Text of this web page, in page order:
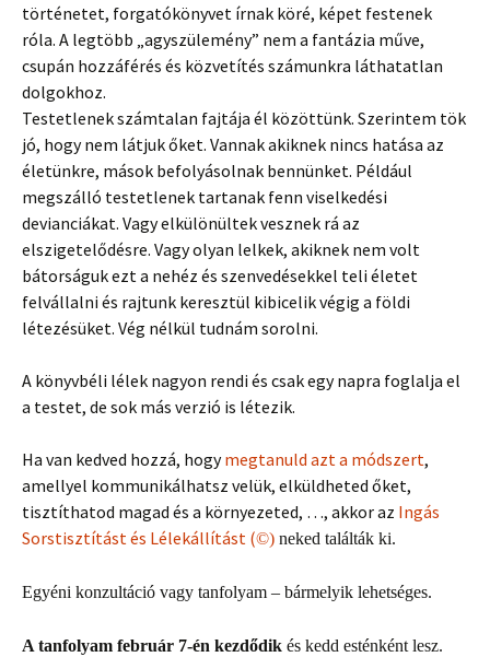
történetet, forgatókönyvet írnak köré, képet festenek
róla. A legtöbb „agyszülemény” nem a fantázia műve,
csupán hozzáférés és közvetítés számunkra láthatatlan
dolgokhoz.
Testetlenek számtalan fajtája él közöttünk. Szerintem tök
jó, hogy nem látjuk őket. Vannak akiknek nincs hatása az
életünkre, mások befolyásolnak bennünket. Például
megszálló testetlenek tartanak fenn viselkedési
devianciákat. Vagy elkülönültek vesznek rá az
elszigetelődésre. Vagy olyan lelkek, akiknek nem volt
bátorságuk ezt a nehéz és szenvedésekkel teli életet
felvállalni és rajtunk keresztül kibicelik végig a földi
létezésüket. Vég nélkül tudnám sorolni.
A könyvbéli lélek nagyon rendi és csak egy napra foglalja el
a testet, de sok más verzió is létezik.
Ha van kedved hozzá, hogymegtanuld azt a módszert,
amellyel kommunikálhatsz velük, elküldheted őket,
tisztíthatod magad és a környezeted, …, akkor az Ingás
Sorstisztítást és Lélekállítást (©) neked találták ki.
Egyéni konzultáció vagy tanfolyam – bármelyik lehetséges.
A tanfolyam február 7-én kezdődik és kedd esténként lesz.